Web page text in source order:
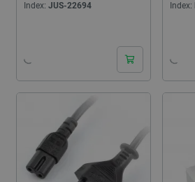
Index: JUS-22694 Index: